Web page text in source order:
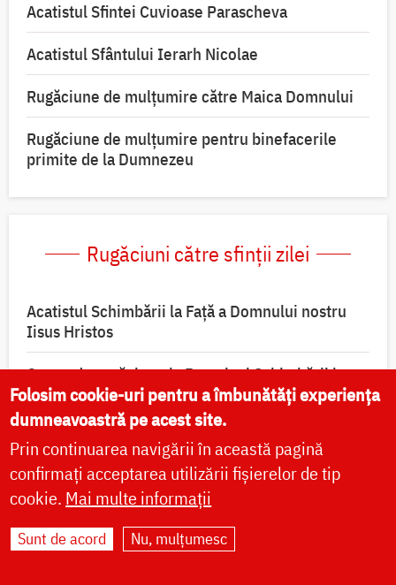
Acatistul Sfintei Cuvioase Parascheva
Acatistul Sfântului Ierarh Nicolae
Rugăciune de mulţumire către Maica Domnului
Rugăciune de mulțumire pentru binefacerile
primite de la Dumnezeu
Rugăciuni către sfinții zilei
Acatistul Schimbării la Faţă a Domnului nostru
Iisus Hristos
Canon de rugăciune la Praznicul Schimbării la
Faţă a Domnului (1)
Canon de rugăciune la Praznicul Schimbării la
Faţă a Domnului (2)
Canon de rugăciune la Praznicul Schimbării la
Folosim cookie-uri pentru a îmbunătăți experiența
dumneavoastră pe acest site.
Prin continuarea navigării în această pagină
confirmați acceptarea utilizării fișierelor de tip
cookie. Mai multe informații
Sunt de acord Nu, mulțumesc